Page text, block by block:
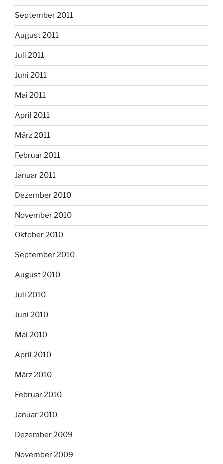
September 2011
August 2011
Juli 2011
Juni 2011
Mai 2011
April 2011
März 2011
Februar 2011
Januar 2011
Dezember 2010
November 2010
Oktober 2010
September 2010
August 2010
Juli 2010
Juni 2010
Mai 2010
April 2010
März 2010
Februar 2010
Januar 2010
Dezember 2009
November 2009